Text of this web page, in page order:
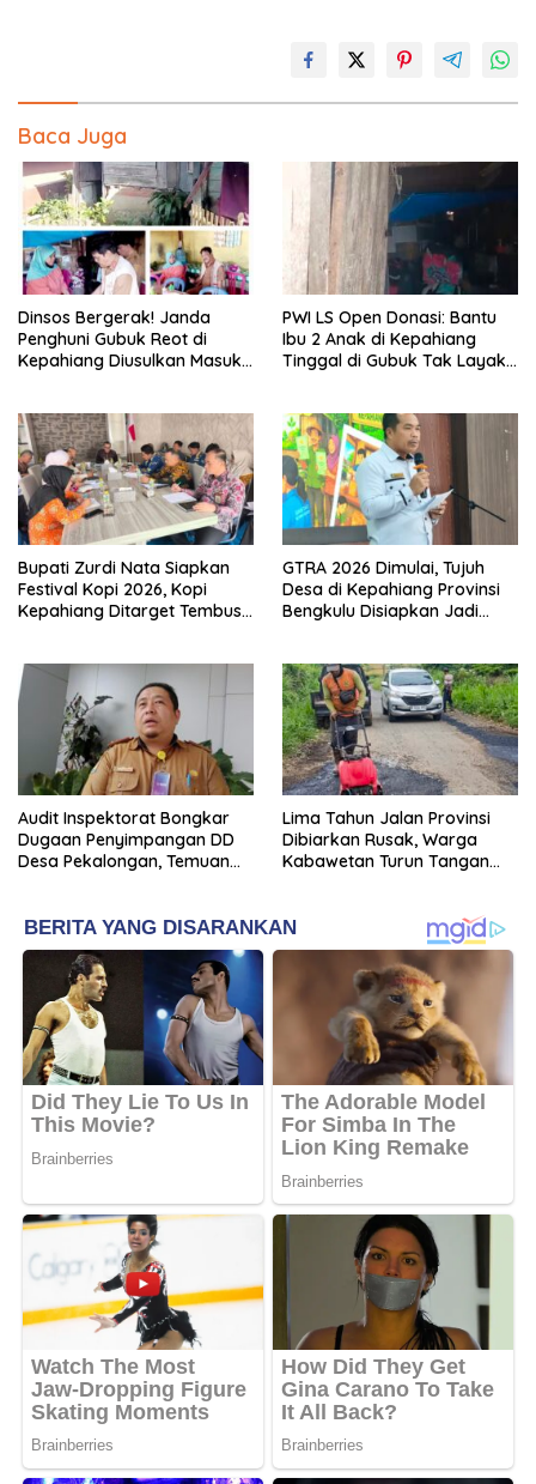
Baca Juga
Dinsos Bergerak! Janda
Penghuni Gubuk Reot di
Kepahiang Diusulkan Masuk
PWI LS Open Donasi: Bantu
Ibu 2 Anak di Kepahiang
Tinggal di Gubuk Tak Layak
Bupati Zurdi Nata Siapkan
Festival Kopi 2026, Kopi
Kepahiang Ditarget Tembus
GTRA 2026 Dimulai, Tujuh
Desa di Kepahiang Provinsi
Bengkulu Disiapkan Jadi
Audit Inspektorat Bongkar
Dugaan Penyimpangan DD
Desa Pekalongan, Temuan
Lima Tahun Jalan Provinsi
Dibiarkan Rusak, Warga
Kabawetan Turun Tangan
Kapan”